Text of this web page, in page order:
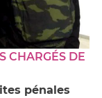
CHARGÉS DE
pénales